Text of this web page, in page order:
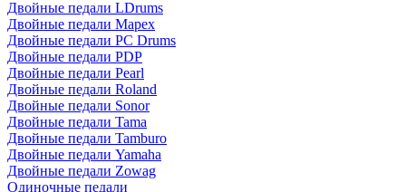
Двойные педали LDrums
Двойные педали Mapex
Двойные педали PC Drums
Двойные педали PDP
Двойные педали Pearl
Двойные педали Roland
Двойные педали Sonor
Двойные педали Tama
Двойные педали Tamburo
Двойные педали Yamaha
Двойные педали Zowag
Одиночные педали